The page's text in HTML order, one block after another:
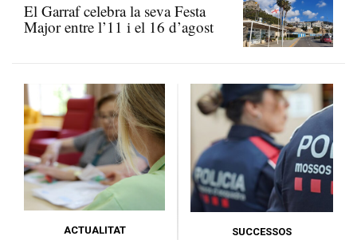
El Garraf celebra la seva Festa
Major entre l’11 i el 16 d’agost
ACTUALITAT SUCCESSOS